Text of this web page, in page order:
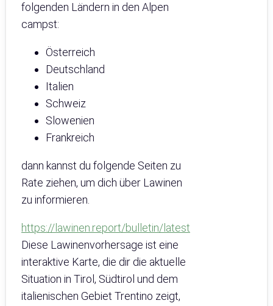
folgenden Ländern in den Alpen
campst:
Österreich
Deutschland
Italien
Schweiz
Slowenien
Frankreich
dann kannst du folgende Seiten zu
Rate ziehen, um dich über Lawinen
zu informieren.
https://lawinen.report/bulletin/latest
Diese Lawinenvorhersage ist eine
interaktive Karte, die dir die aktuelle
Situation in Tirol, Südtirol und dem
italienischen Gebiet Trentino zeigt,